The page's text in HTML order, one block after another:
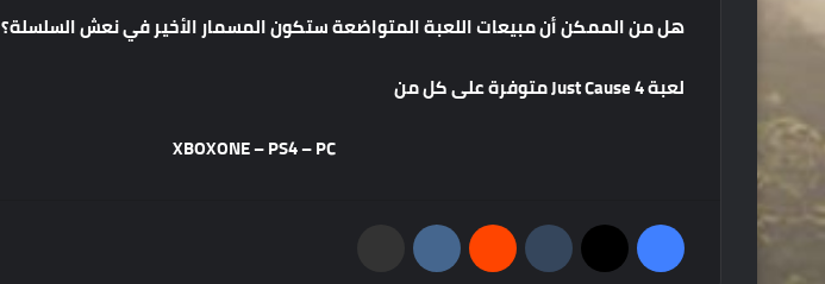
هل من الممكن أن مبيعات اللعبة المتواضعة ستكون المسمار الأخير في نعش السلسلة؟
لعبة Just Cause 4 متوفرة على كل من